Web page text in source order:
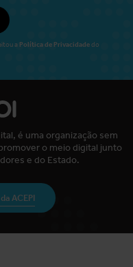
a Política de Privacidadedo
é uma organização sem
o meio digital junto
e do Estado.
ACEPI